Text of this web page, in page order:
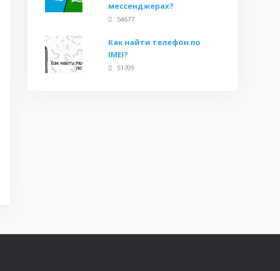
мессенджерах?
54677
Как найти телефон по
IMEI?
51709